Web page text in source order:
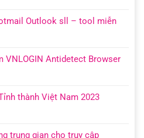
Outlook sll – tool miễn
VNLOGIN Antidetect Browser
thành Việt Nam 2023
trung gian cho truy cập